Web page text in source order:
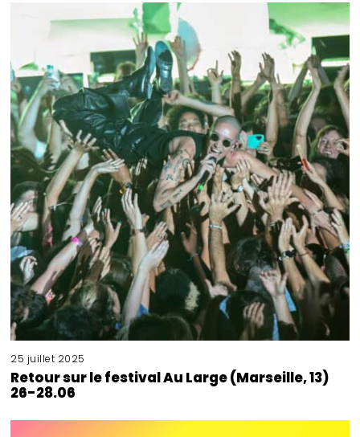
25 juillet 2025
Retour sur le festival Au Large (Marseille, 13)
26-28.06